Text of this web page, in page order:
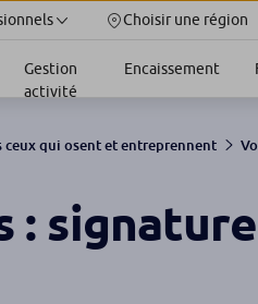
Choisir une région
Gestion
activité
Encaissement
ceux qui osent et entreprennent